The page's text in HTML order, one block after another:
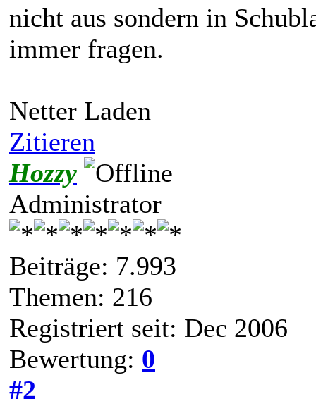
nicht aus sondern in
immer fragen.
Netter Laden
Zitieren
Hozzy
Administrator
Beiträge: 7.993
Themen: 216
Registriert seit: Dec 2006
Bewertung: 0
#2